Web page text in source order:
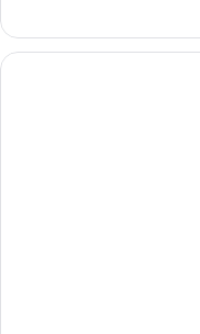
en
silla
de
estándar
doble,
accesible